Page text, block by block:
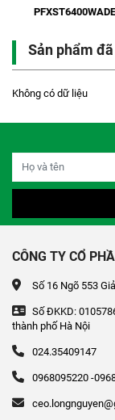
WSVGA 24VDC
Sản phẩm
Không có dữ liệu
CÔNG TY CỔ
Số 16 Ngõ 553
Số ĐKKD:
thành phố Hà Nội
024.35409147
0968095220 -